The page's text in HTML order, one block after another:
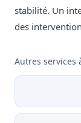
stabilité. Un
des
Autres services